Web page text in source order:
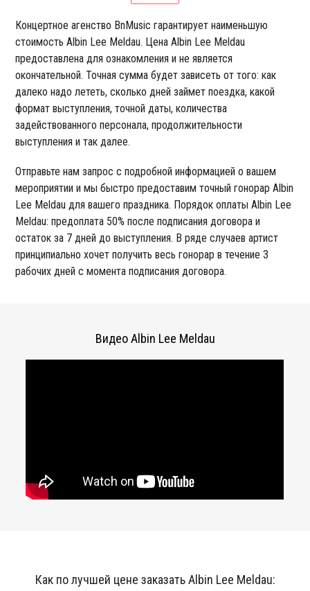
Концертное агенство BnMusic гарантирует наименьшую
стоимость Albin Lee Meldau. Цена Albin Lee Meldau
предоставлена для ознакомления и не является
окончательной. Точная сумма будет зависеть от того: как
далеко надо лететь, сколько дней займет поездка, какой
формат выступления, точной даты, количества
задействованного персонала, продолжительности
выступления и так далее.
Отправьте нам запрос с подробной информацией о вашем
мероприятии и мы быстро предоставим точный гонорар Albin
Lee Meldau для вашего праздника. Порядок оплаты Albin Lee
Meldau: предоплата 50% после подписания договора и
остаток за 7 дней до выступления. В ряде случаев артист
принципиально хочет получить весь гонорар в течение 3
рабочих дней с момента подписания договора.
Видео Albin Lee Meldau
Как по лучшей цене заказать Albin Lee Meldau: